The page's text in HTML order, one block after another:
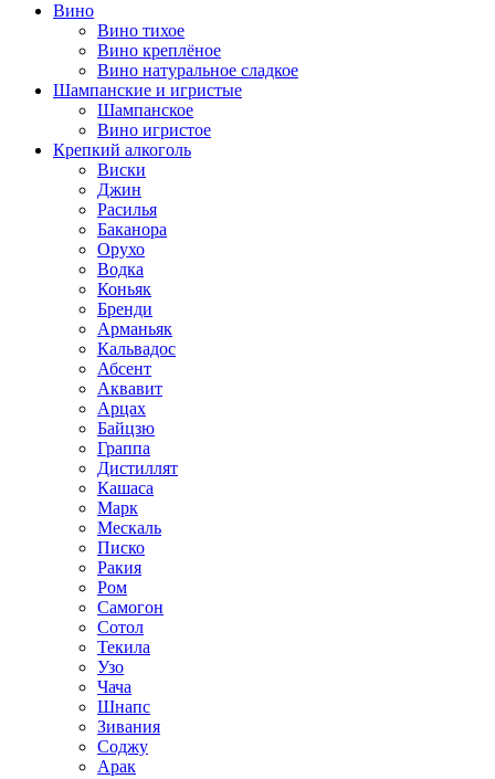
Вино
Вино тихое
Вино креплёное
Вино натуральное сладкое
Шампанские и игристые
Шампанское
Вино игристое
Крепкий алкоголь
Виски
Джин
Расилья
Баканора
Орухо
Водка
Коньяк
Бренди
Арманьяк
Кальвадос
Абсент
Аквавит
Арцах
Байцзю
Граппа
Дистиллят
Кашаса
Марк
Мескаль
Писко
Ракия
Ром
Самогон
Сотол
Текила
Узо
Чача
Шнапс
Зивания
Соджу
Арак